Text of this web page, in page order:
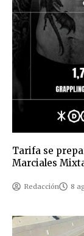
Tarifa se
Marciales
Redacción 8